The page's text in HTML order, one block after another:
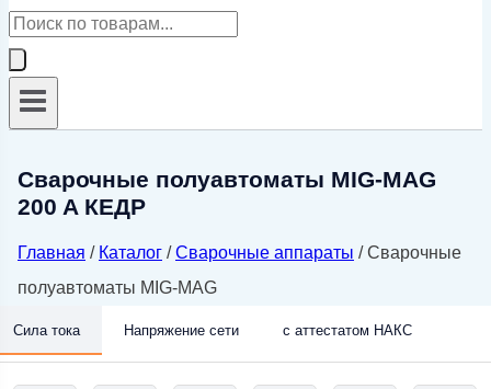
Поиск
товаров
Сварочные полуавтоматы MIG-MAG
200 A КЕДР
Главная / Каталог / Сварочные аппараты / Сварочные
полуавтоматы MIG-MAG
Сила тока Напряжение сети с аттестатом НАКС